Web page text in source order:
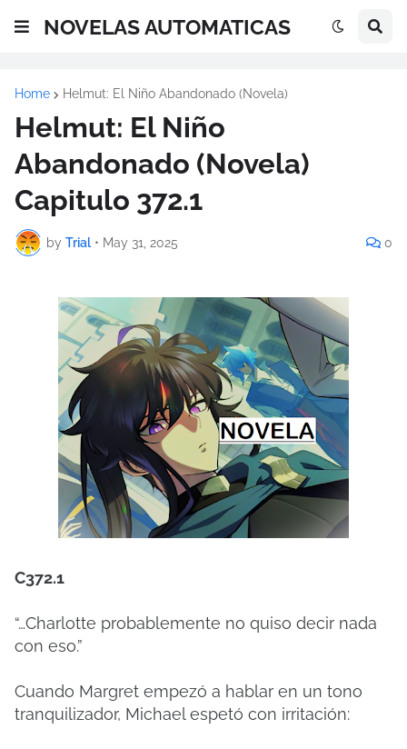
NOVELAS AUTOMATICAS
Home Helmut: El Niño Abandonado (Novela)
Helmut: El Niño
Abandonado (Novela)
Capitulo 372.1
by Trial • May 31, 2025 0
C372.1
“…Charlotte probablemente no quiso decir nada
con eso.”
Cuando Margret empezó a hablar en un tono
tranquilizador, Michael espetó con irritación: